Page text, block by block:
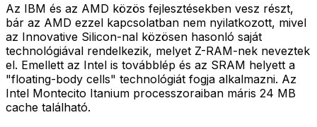
Az IBM és az AMD közös fejlesztésekben vesz részt,
bár az AMD ezzel kapcsolatban nem nyilatkozott, mivel
az Innovative Silicon-nal közösen hasonló saját
technológiával rendelkezik, melyet Z-RAM-nek neveztek
el. Emellett az Intel is továbblép és az SRAM helyett a
"floating-body cells" technológiát fogja alkalmazni. Az
Intel Montecito Itanium processzoraiban máris 24 MB
cache található.